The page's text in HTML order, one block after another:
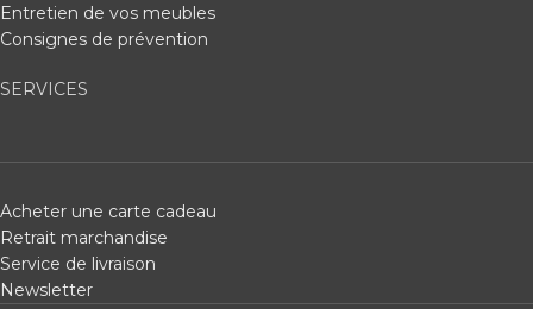
Entretien de vos meubles
Consignes de prévention
SERVICES
Acheter une carte cadeau
Retrait marchandise
Service de livraison
Newsletter